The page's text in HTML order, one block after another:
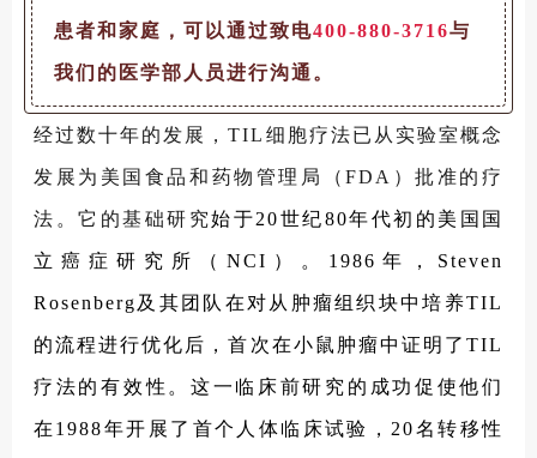
患者和家庭，可以通过致电400-880-3716与
我们的医学部人员进行沟通。
经过数十年的发展，TIL细胞疗法已从实验室概念
发展为美国食品和药物管理局（FDA）批准的疗
法。它的基础研究始于20世纪80年代初的美国国
立癌症研究所（NCI）。1986年，Steven
Rosenberg及其团队在对从肿瘤组织块中培养TIL
的流程进行优化后，首次在小鼠肿瘤中证明了TIL
疗法的有效性。这一临床前研究的成功促使他们
在1988年开展了首个人体临床试验，20名转移性